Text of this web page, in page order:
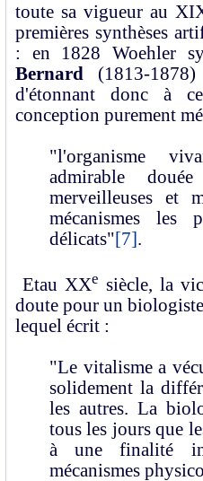
toute sa vigueur au
premières synthèses
: en 1828 Woehler
Bernard
(1813-
d'étonnant donc à
conception purement
"l'organisme
admirable
merveilleuses et
mécanismes les
délicats"[7].
Etau XXe siècle, la
doute pour un
lequel écrit :
"Le vitalisme a
solidement la
les autres. La
tous les jours que
à une finalité
mécanismes